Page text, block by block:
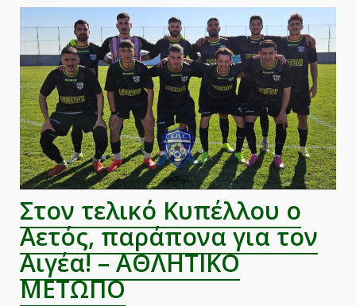
ο
αγώνας
του
Αιγέα
στο
Αίγιο!
ΑΘΛΗΤΙΚΟ
ΜΕΤΩΠΟ
Στον τελικό Κυπέλλου ο
Αετός, παράπονα για τον
Αιγέα! – ΑΘΛΗΤΙΚΟ
ΜΕΤΩΠΟ